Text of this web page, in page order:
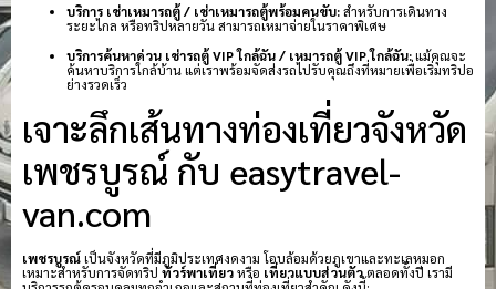
บริการ เช่าเหมารถตู้ / เช่าเหมารถตู้พร้อมคนขับ:สำหรับการเดินทาง
ระยะไกล หรือทริปหลายวัน สามารถเหมาจ่ายในราคาพิเศษ
บริการค้นหาด่วน เช่ารถตู้ VIP ใกล้ฉัน / เหมารถตู้ VIP ใกล้ฉัน:แม้คุณจะ
ค้นหาบริการใกล้บ้าน แต่เราพร้อมจัดส่งรถไปรับคุณถึงที่หมายเพื่อเริ่มทริปอ
ย่างรวดเร็ว
เจาะลึกเส้นทางท่องเที่ยวจังหวัด
เพชรบูรณ์ กับ easytravel-
van.com
เพชรบูรณ์เป็นจังหวัดที่มีภูมิประเทศงดงาม โอบล้อมด้วยภูเขาและทะเลหมอก
เหมาะสำหรับการจัดทริป ทัวร์พาเที่ยวหรือ เที่ยวแบบส่วนตัวตลอดทั้งปี เรามี